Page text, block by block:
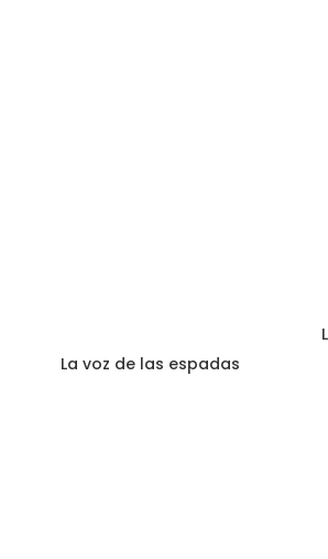
La voz de las espadas